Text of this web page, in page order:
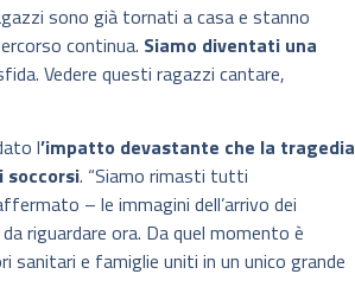
sono già tornati a casa e stanno
continua. Siamo diventati una
Vedere questi ragazzi cantare,
l’impatto devastante che la tragedia
soccorsi. “Siamo rimasti tutti
– le immagini dell’arrivo dei
riguardare ora. Da quel momento è
sanitari e famiglie uniti in un unico grande